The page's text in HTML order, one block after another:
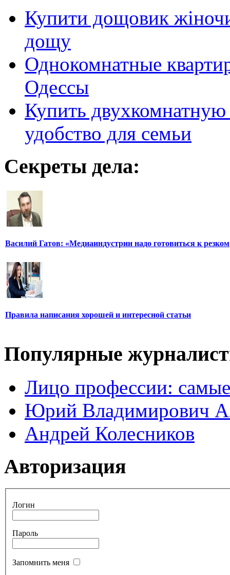
Купити дощовик
дощу
Однокомнатные
Одессы
Купить
удобство для семьи
Секреты дела:
Василий Гатов: «Медиаиндустрии надо готовиться к резком
Правила написания хорошей и интересной статьи
Популярные
Лицо профессии:
Юрий Владимирович
Андрей Колесников
Авторизация
Логин
Пароль
Запомнить меня